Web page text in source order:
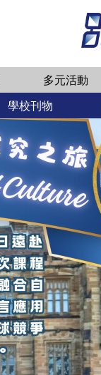
多元活動
學校刊物